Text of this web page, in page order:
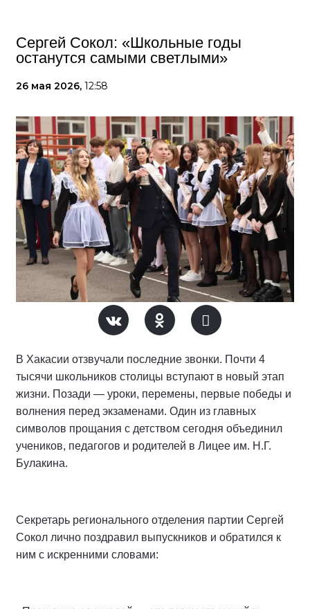
Сергей Сокол: «Школьные годы
останутся самыми светлыми»
26 мая 2026, 12:58
В Хакасии отзвучали последние звонки. Почти 4
тысячи школьников столицы вступают в новый этап
жизни. Позади — уроки, перемены, первые победы и
волнения перед экзаменами. Один из главных
символов прощания с детством сегодня объединил
учеников, педагогов и родителей в Лицее им. Н.Г.
Булакина.
Секретарь регионального отделения партии Сергей
Сокол лично поздравил выпускников и обратился к
ним с искренними словами: